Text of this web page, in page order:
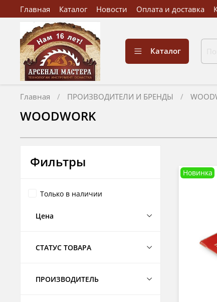
Главная Каталог Новости Оплата и доставка
Каталог
Главная ПРОИЗВОДИТЕЛИ И БРЕНДЫ
WOODWORK
Новинка
Фильтры
Только в наличии
Цена
СТАТУС ТОВАРА
ПРОИЗВОДИТЕЛЬ